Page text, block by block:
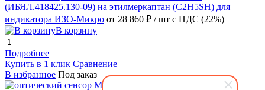
(ИБЯЛ.418425.130-09) на этилмеркаптан (C2H5SH) для
индикатора ИЗО-Микро от 28 860 ₽ / шт с НДС (22%)
В корзину
Подробнее
Купить в 1 клик Сравнение
В избранное Под заказ